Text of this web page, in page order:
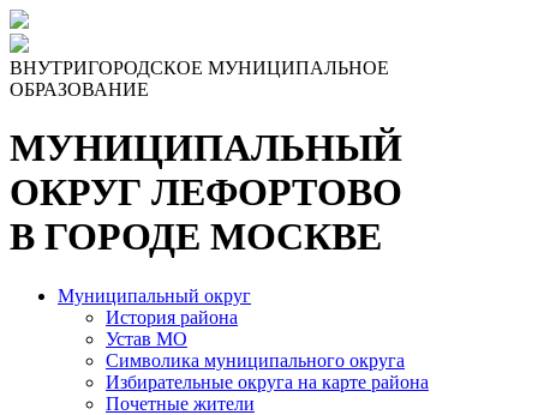
ВНУТРИГОРОДСКОЕ МУНИЦИПАЛЬНОЕ
ОБРАЗОВАНИЕ
МУНИЦИПАЛЬНЫЙ
ОКРУГ ЛЕФОРТОВО
В ГОРОДЕ МОСКВЕ
Муниципальный округ
История района
Устав МО
Символика муниципального округа
Избирательные округа на карте района
Почетные жители